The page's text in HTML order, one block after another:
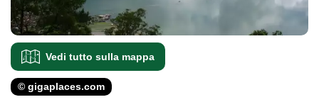
Vedi tutto sulla mappa
© gigaplaces.com